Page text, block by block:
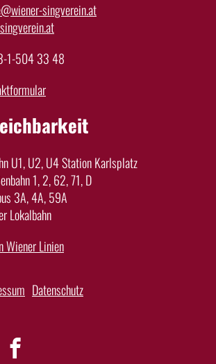
singverein.at
1-504 33 48
U1, U2, U4 Station Karlsplatz
1, 2, 62, 71, D
3A, 4A, 59A
Lokalbahn
Wiener Linien
Datenschutz